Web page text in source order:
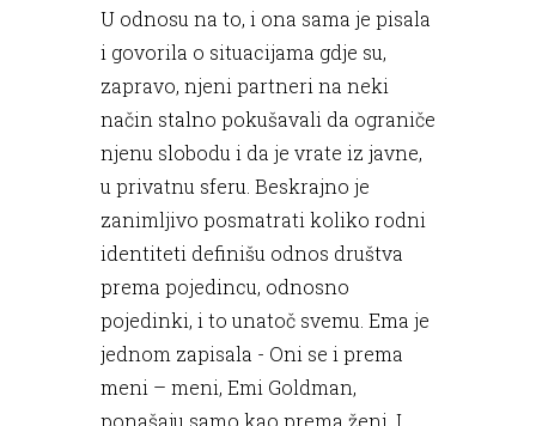
U odnosu na to, i ona sama je pisala
i govorila o situacijama gdje su,
zapravo, njeni partneri na neki
način stalno pokušavali da ograniče
njenu slobodu i da je vrate iz javne,
u privatnu sferu. Beskrajno je
zanimljivo posmatrati koliko rodni
identiteti definišu odnos društva
prema pojedincu, odnosno
pojedinki, i to unatoč svemu. Ema je
jednom zapisala - Oni se i prema
meni – meni, Emi Goldman,
ponašaju samo kao prema ženi. I